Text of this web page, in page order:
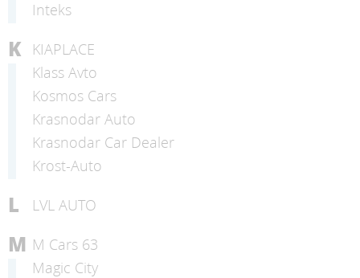
Inteks
K
KIAPLACE
Klass Avto
Kosmos Cars
Krasnodar Auto
Krasnodar Car Dealer
Krost-Auto
L LVL AUTO
M M Cars 63
Magic City